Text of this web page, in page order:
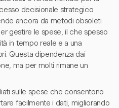
decisionale strategico.
ancora da metodi obsoleti
gestire le spese, il che spesso
in tempo reale e a una
Questa dipendenza dai
ma per molti rimane un
sulle spese che consentono
facilmente i dati, migliorando